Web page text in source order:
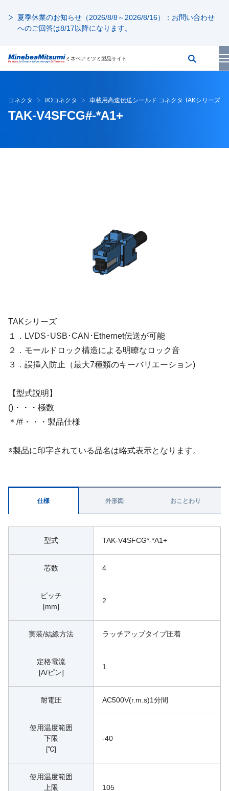
夏季休業のお知らせ（2026/8/8～2026/8/16）：お問い合わせ
へのご回答は8/17以降になります。
ミネベアミツミ製品サイト
コネクタ I/Oコネクタ 車載用高速伝送シールド コネクタ TAKシリーズ
TAK-V4SFCG#-*A1+
TAKシリーズ
１．LVDS･USB･CAN･Ethernet伝送が可能
２．モールドロック構造による明瞭なロック音
３．誤挿入防止（最大7種類のキーバリエーション)
【型式説明】
()・・・極数
＊/#・・・製品仕様
※製品に印字されている品名は略式表示となります。
仕様
型式 TAK-V4SFCG*-*A1+
芯数 4
ピッチ
[mm]
2
実装/結線方法 ラッチアップタイプ圧着
定格電流
[A/ピン]
1
耐電圧 AC500V(r.m.s)1分間
使用温度範囲
下限
[℃]
-40
使用温度範囲
上限
105
外形図 おことわり